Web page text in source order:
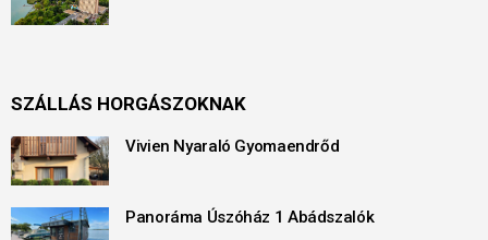
SZÁLLÁS HORGÁSZOKNAK
Vivien Nyaraló Gyomaendrőd
Panoráma Úszóház 1 Abádszalók